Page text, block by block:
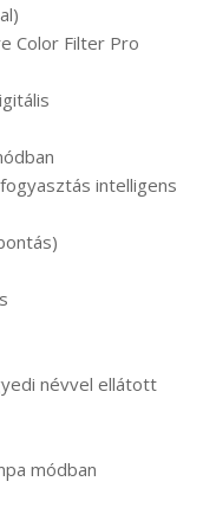
Color Filter Pro
intelligens
névvel ellátott
módban